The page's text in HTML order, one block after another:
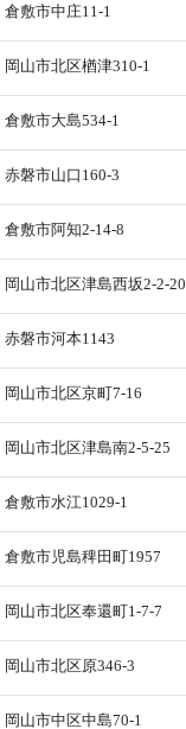
倉敷市中庄11-1
岡山市北区楢津310-1
倉敷市大島534-1
赤磐市山口160-3
倉敷市阿知2-14-8
岡山市北区津島西坂2-2-20
赤磐市河本1143
岡山市北区京町7-16
岡山市北区津島南2-5-25
倉敷市水江1029-1
倉敷市児島稗田町1957
岡山市北区奉還町1-7-7
岡山市北区原346-3
岡山市中区中島70-1